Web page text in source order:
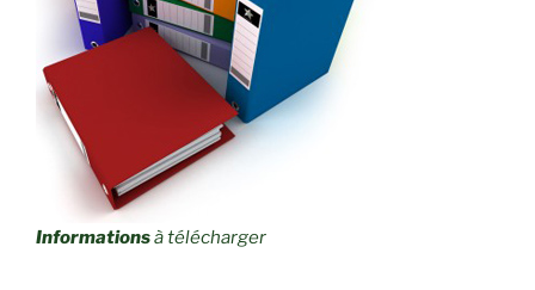
Informationsà télécharger